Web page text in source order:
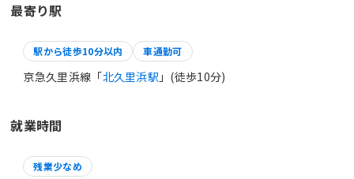
最寄り駅
駅から徒歩10分以内 車通勤可
京急久里浜線「北久里浜駅 」(徒歩10分)
就業時間
残業少なめ